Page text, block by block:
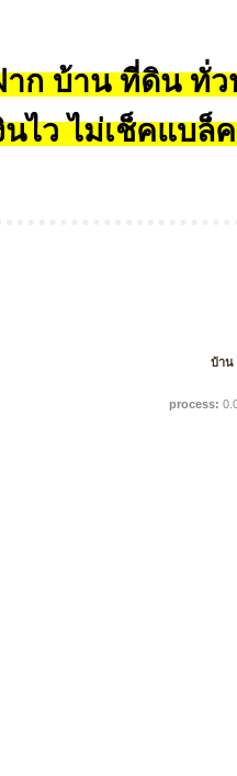
ก บ้าน ที่ดิน ทั่ว
นไว ไม่เช็คแบล็
บ้าน
process: